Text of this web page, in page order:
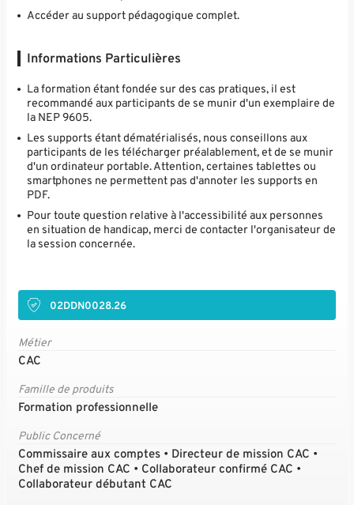
Accéder au support pédagogique complet.
Informations Particulières
La formation étant fondée sur des cas pratiques, il est
recommandé aux participants de se munir d'un exemplaire de
la NEP 9605.
Les supports étant dématérialisés, nous conseillons aux
participants de les télécharger préalablement, et de se munir
d'un ordinateur portable. Attention, certaines tablettes ou
smartphones ne permettent pas d'annoter les supports en
PDF.
Pour toute question relative à l'accessibilité aux personnes
en situation de handicap, merci de contacter l'organisateur de
la session concernée.
02DDN0028.26
Métier
CAC
Famille de produits
Formation professionnelle
Public Concerné
Commissaire aux comptes • Directeur de mission CAC •
Chef de mission CAC • Collaborateur confirmé CAC •
Collaborateur débutant CAC